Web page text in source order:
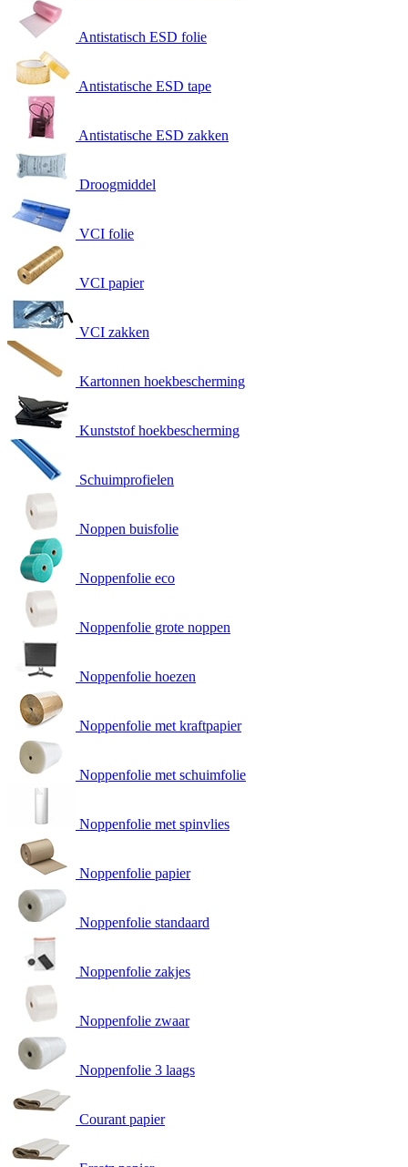
Antistatisch ESD folie
Antistatische ESD tape
Antistatische ESD zakken
Droogmiddel
VCI folie
VCI papier
VCI zakken
Kartonnen hoekbescherming
Kunststof hoekbescherming
Schuimprofielen
Noppen buisfolie
Noppenfolie eco
Noppenfolie grote noppen
Noppenfolie hoezen
Noppenfolie met kraftpapier
Noppenfolie met schuimfolie
Noppenfolie met spinvlies
Noppenfolie papier
Noppenfolie standaard
Noppenfolie zakjes
Noppenfolie zwaar
Noppenfolie 3 laags
Courant papier